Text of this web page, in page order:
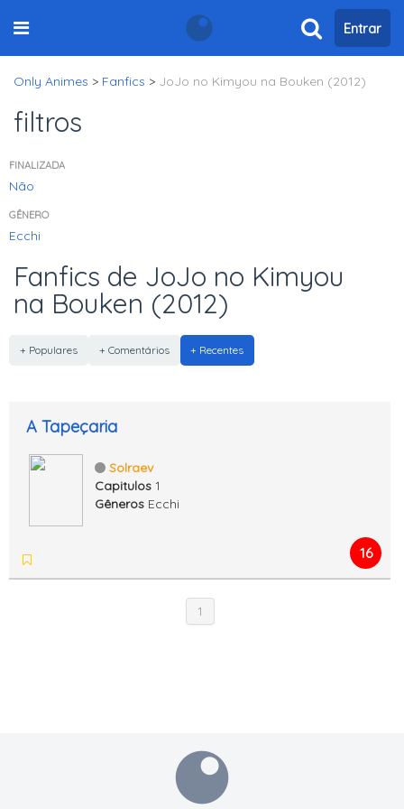
Entrar
Only Animes > Fanfics > JoJo no Kimyou na Bouken (2012)
Fanfics de JoJo no Kimyou
na Bouken (2012)
+ Populares + Comentários + Recentes
A Tapeçaria
Solraev
Capitulos 1
Gêneros Ecchi
16
1
filtros
FINALIZADA
Não
GÊNERO
Ecchi